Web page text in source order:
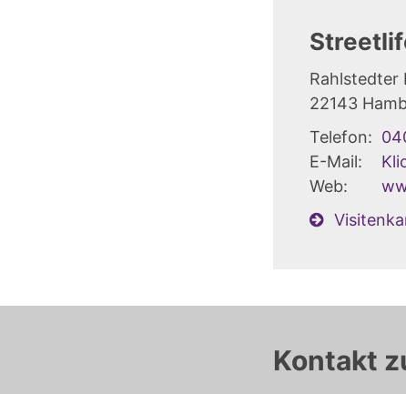
Rahlstedter
22143
Telefon:
E-Mail:
Web:
Kontakt